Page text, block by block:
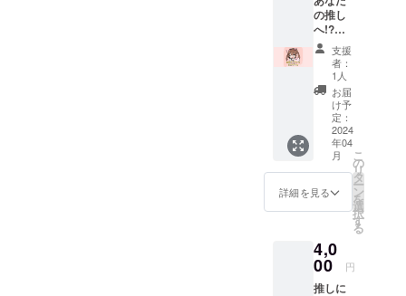
同から
のお礼
メッ
セージ
実行委
員会一
同全力
で感謝
申し上
げま
す！！
の推し
へ!?控
室に手
紙届け
ます！
実行委
員会一
同から
の感謝
メール
とあな
たの推
しのグ
ループ
の控室
たの
メッ
セージ
を運営
支援
者：
1人
お届
け予
定：
2024
年04
月
詳細を見る
こ
の
リ
タ
ー
ン
を
選
択
す
る
4,0
00 円
推しに